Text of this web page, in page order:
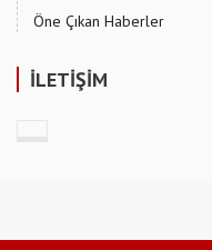
Öne Çıkan Haberler
İLETİŞİM